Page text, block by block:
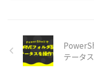
テータ